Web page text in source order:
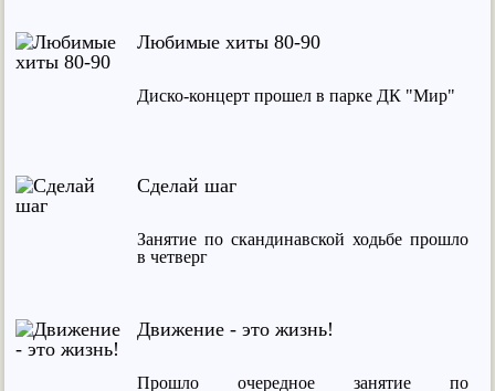
Любимые хиты 80-90
Диско-концерт прошел в парке ДК "Мир"
Сделай шаг
Занятие по скандинавской ходьбе прошло
в четверг
Движение - это жизнь!
Прошло очередное занятие по